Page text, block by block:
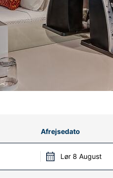
Afrejsedato
Lør 8 August